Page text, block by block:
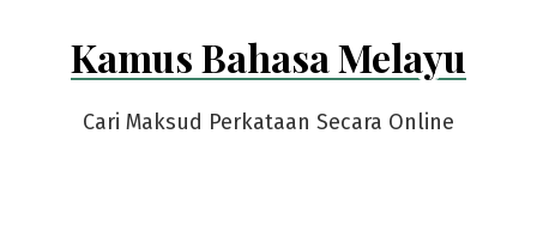
Kamus Bahasa Melayu
Cari Maksud Perkataan Secara Online